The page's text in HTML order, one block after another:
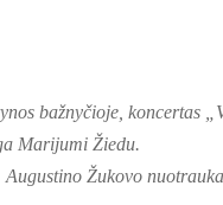
bažnyčioje, koncertas
Marijumi Žiedu.
Augustino Žukovo nuotrauka